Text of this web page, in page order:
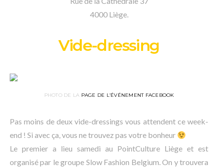
4000 Liège.
Vide-dressing
PHOTO DE LA PAGE DE L’ÉVÉNEMENT FACEBOOK
Pas moins de deux vide-dressings vous attendent ce week-
end ! Si avec ça, vous ne trouvez pas votre bonheur
Le premier a lieu samedi au PointCulture Liège et est
organisé par le groupe Slow Fashion Belgium. On y trouvera